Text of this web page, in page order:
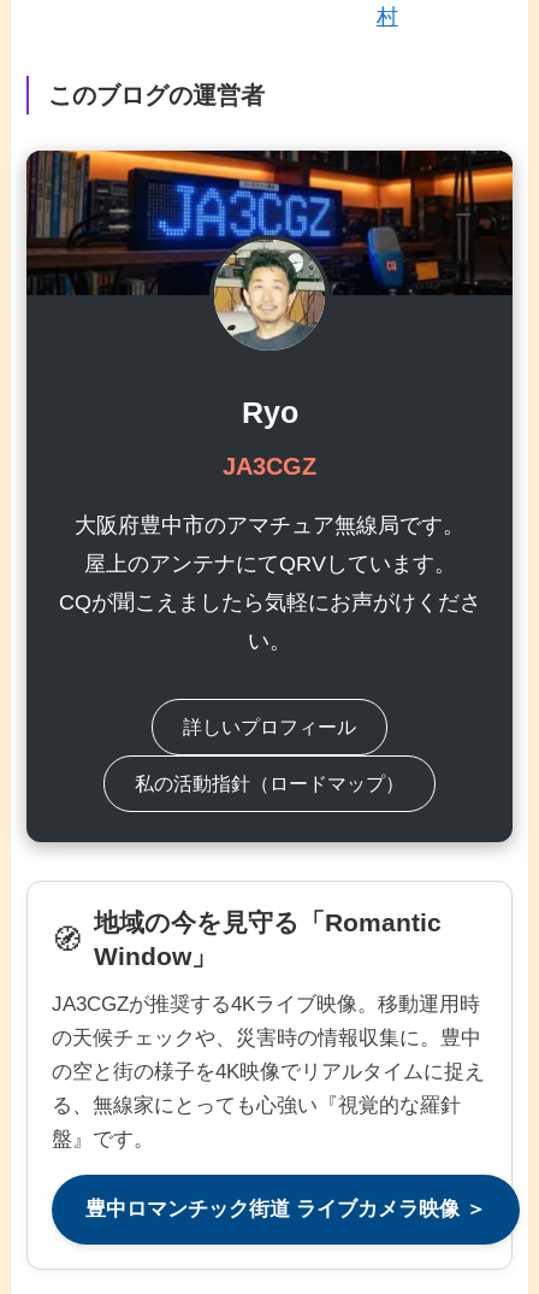
村
このブログの運営者
Ryo
JA3CGZ
大阪府豊中市のアマチュア無線局です。
屋上のアンテナにてQRVしています。
CQが聞こえましたら気軽にお声がけくださ
い。
詳しいプロフィール
私の活動指針（ロードマップ）
🧭 地域の今を見守る「Romantic
Window」
JA3CGZが推奨する4Kライブ映像。移動運用時
の天候チェックや、災害時の情報収集に。豊中
の空と街の様子を4K映像でリアルタイムに捉え
る、無線家にとっても心強い『視覚的な羅針
盤』です。
豊中ロマンチック街道 ライブカメラ映像 ＞